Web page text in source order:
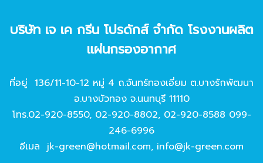
บริษัท เจ เค กรีน โปรดักส์ จํากัด โรงงานผลิต
แผ่นกรองอากาศ
ที่อยู่ 136/11-10-12 หมู่ 4 ถ.จันทร์ทองเอี่ยม ต.บางรักพัฒนา
อ.บางบัวทอง จ.นนทบุรี 11110
โทร.02-920-8550, 02-920-8802, 02-920-8588 099-
246-6996
อีเมล jk-green@hotmail.com, info@jk-green.com